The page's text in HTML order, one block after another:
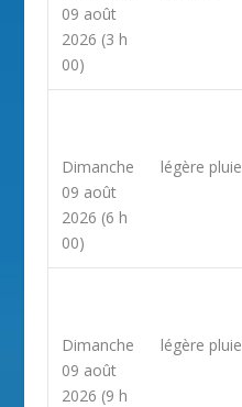
09 août
2026 (3 h
00)
Dimanche
09 août
2026 (6 h
00)
légère pluie
Dimanche
09 août
2026 (9 h
légère pluie